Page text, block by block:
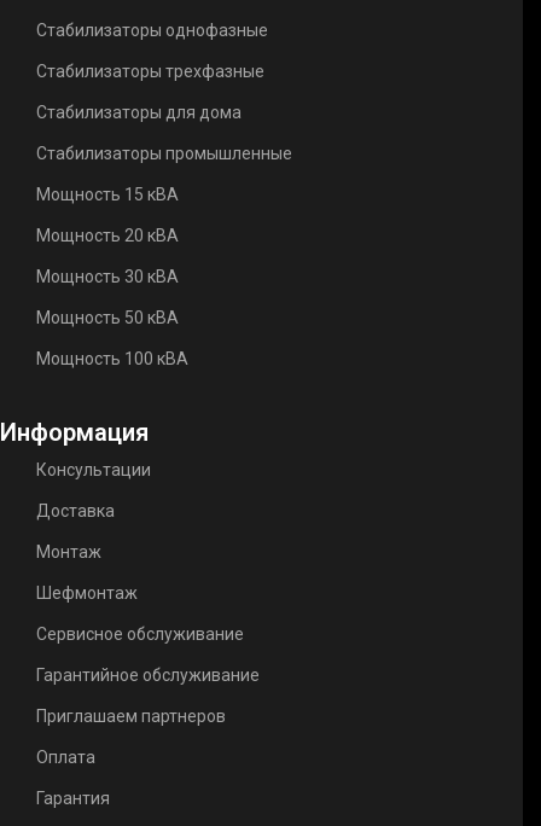
Стабилизаторы однофазные
Стабилизаторы трехфазные
Стабилизаторы для дома
Стабилизаторы промышленные
Мощность 15 кВА
Мощность 20 кВА
Мощность 30 кВА
Мощность 50 кВА
Мощность 100 кВА
Информация
Консультации
Доставка
Монтаж
Шефмонтаж
Сервисное обслуживание
Гарантийное обслуживание
Приглашаем партнеров
Оплата
Гарантия